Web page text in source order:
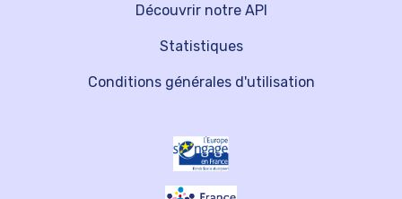
Découvrir notre API
Statistiques
Conditions générales d'utilisation